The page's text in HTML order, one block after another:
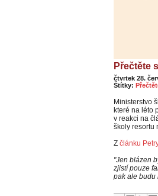
Přečtěte
čtvrtek 28.
Štítky:
Ministerstvo
které na léto
v reakci na
školy resortu
Z článku
"Jen blázen
zjistí pouze
pak ale budu